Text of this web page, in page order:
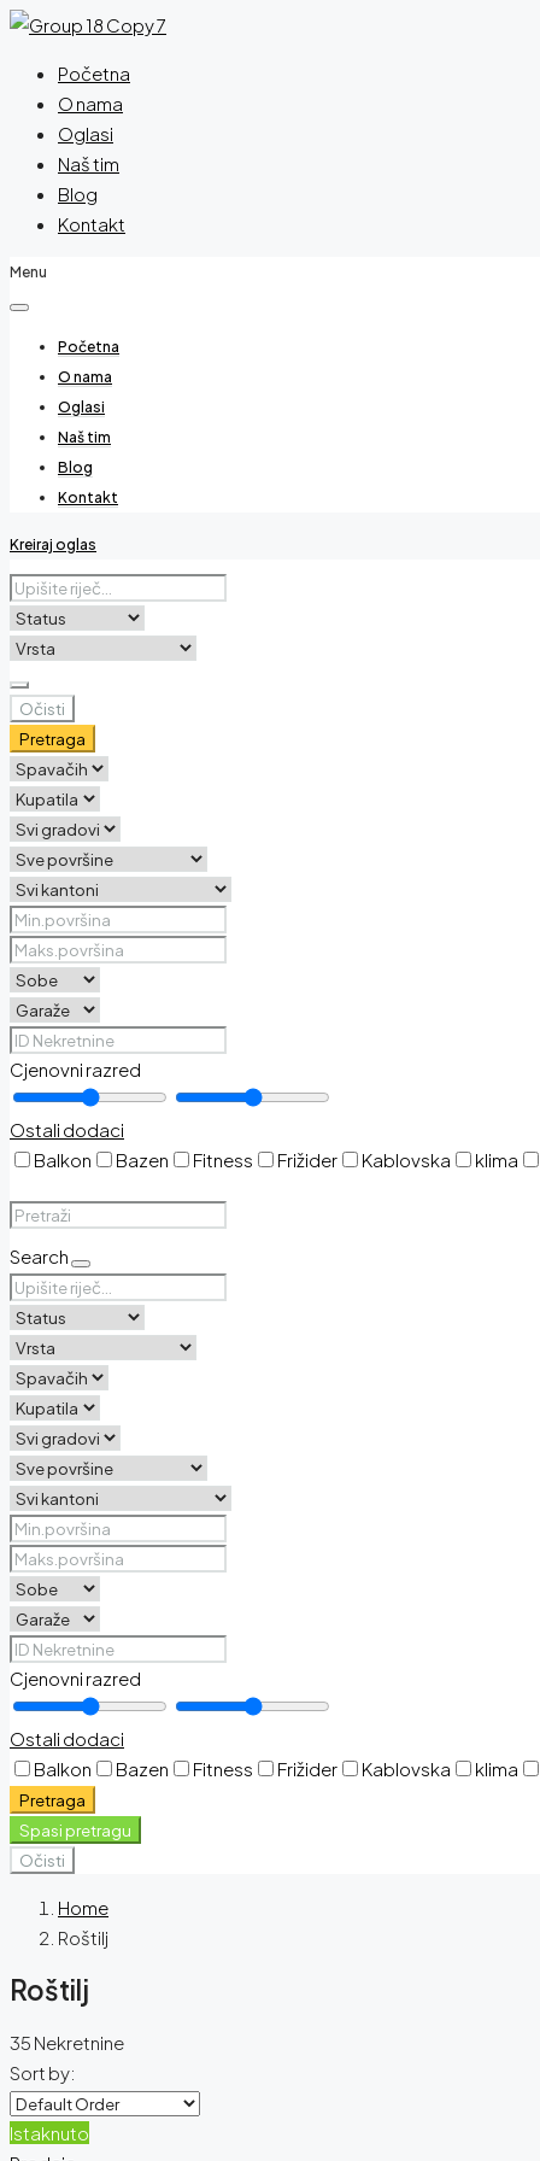
Početna
O nama
Oglasi
Naš tim
Blog
Kontakt
Menu
Početna
O nama
Oglasi
Naš tim
Blog
Kontakt
Kreiraj oglas
Očisti
Pretraga
Cjenovni razred
Ostali dodaci
Balkon
Bazen Fitness Frižider Kablovska klima
Search
Cjenovni razred
Ostali dodaci
Balkon
Bazen Fitness Frižider Kablovska klima
Pretraga
Spasi pretragu
Očisti
Home
Roštilj
Roštilj
35 Nekretnine
Sort by:
Istaknuto